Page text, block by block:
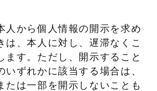
人から個人情報の開示を求め
は、本人に対し、遅滞なくこ
ます。ただし、開示すること
いずれかに該当する場合は、
たは一部を開示しないことも